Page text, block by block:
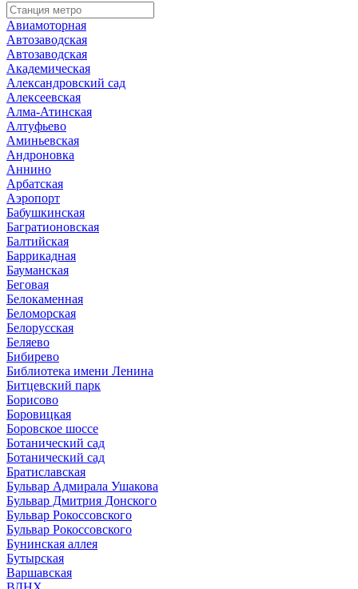
Авиамоторная
Автозаводская
Автозаводская
Академическая
Александровский сад
Алексеевская
Алма-Атинская
Алтуфьево
Аминьевская
Андроновка
Аннино
Арбатская
Аэропорт
Бабушкинская
Багратионовская
Балтийская
Баррикадная
Бауманская
Беговая
Белокаменная
Беломорская
Белорусская
Беляево
Бибирево
Библиотека имени Ленина
Битцевский парк
Борисово
Боровицкая
Боровское шоссе
Ботанический сад
Ботанический сад
Братиславская
Бульвар Адмирала Ушакова
Бульвар Дмитрия Донского
Бульвар Рокоссовского
Бульвар Рокоссовского
Бунинская аллея
Бутырская
Варшавская